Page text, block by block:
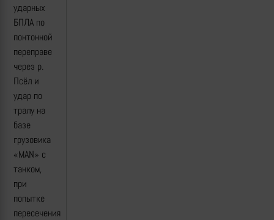
ударных
БПЛА по
понтонной
переправе
через р.
Псёл и
удар по
тралу на
базе
грузовика
«MAN» с
танком,
при
попытке
пересечения